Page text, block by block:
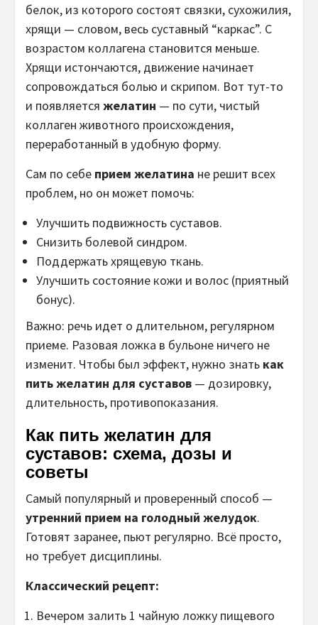
белок, из которого состоят связки, сухожилия,
хрящи — словом, весь суставный “каркас”. С
возрастом коллагена становится меньше.
Хрящи истончаются, движение начинает
сопровождаться болью и скрипом. Вот тут-то
и появляется желатин — по сути, чистый
коллаген животного происхождения,
переработанный в удобную форму.
Сам по себе прием желатина не решит всех
проблем, но он может помочь:
Улучшить подвижность суставов.
Снизить болевой синдром.
Поддержать хрящевую ткань.
Улучшить состояние кожи и волос (приятный
бонус).
Важно: речь идет о длительном, регулярном
приеме. Разовая ложка в бульоне ничего не
изменит. Чтобы был эффект, нужно знать как
пить желатин для суставов — дозировку,
длительность, противопоказания.
Как пить желатин для
суставов: схема, дозы и
советы
Самый популярный и проверенный способ —
утренний прием на голодный желудок.
Готовят заранее, пьют регулярно. Всё просто,
но требует дисциплины.
Классический рецепт:
Вечером залить 1 чайную ложку пищевого